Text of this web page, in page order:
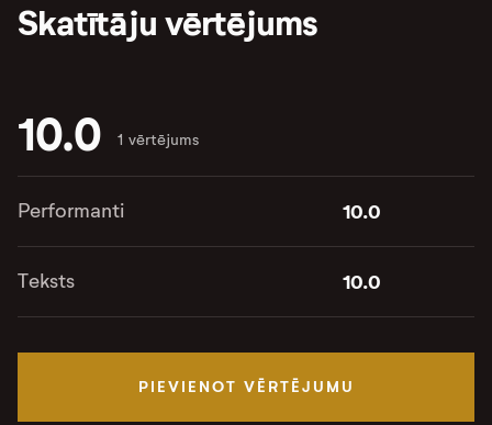
Skatītāju vērtējums
10.0 1 vērtējums
Performanti 10.0
Teksts 10.0
PIEVIENOT VĒRTĒJUMU